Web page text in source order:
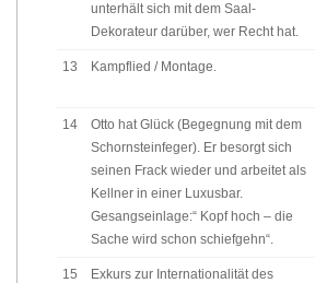
unterhält sich mit dem Saal-
Dekorateur darüber, wer Recht hat.
13 Kampflied / Montage.
14
Otto hat Glück (Begegnung mit dem
Schornsteinfeger). Er besorgt sich
seinen Frack wieder und arbeitet als
Kellner in einer Luxusbar.
Gesangseinlage:“ Kopf hoch – die
Sache wird schon schiefgehn“.
15
Exkurs zur Internationalität des